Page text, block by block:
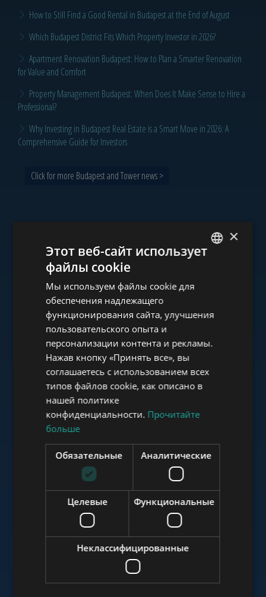
How to Still Find a Good Rental in Budapest at the End of August
Which Budapest District Fits Which Property Investor in 2026?
Apartment Renovation Budapest: How to Plan a Smarter Renovation
for Value and Comfort
Property Management Budapest: When Does It Make Sense to Hire a
Professional?
Why Investing in Budapest Real Estate is a Smart Move in 2026: A
Comprehensive Guide for Investors
Click for more Budapest and Tower news >
Ознакомьтесь с нашим
портфолио
www.tower-investments.com
www.budapestoffices.net
HUNGARIAN
ITALIAN
SPANISH
RUSSIAN
×
Этот веб-сайт использует
файлы cookie
Мы используем файлы cookie для
обеспечения надлежащего
функционирования сайта, улучшения
пользовательского опыта и
персонализации контента и рекламы.
Нажав кнопку «Принять все», вы
соглашаетесь с использованием всех
типов файлов cookie, как описано в
нашей политике
конфиденциальности. Прочитайте
больше
Обязательные Аналитические
Целевые Функциональные
Неклассифицированные